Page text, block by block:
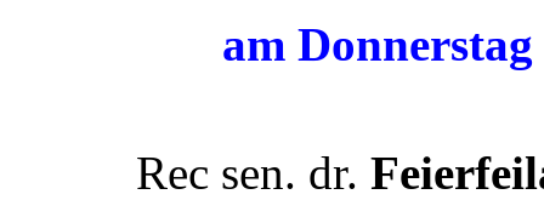
am
Rec sen. dr.